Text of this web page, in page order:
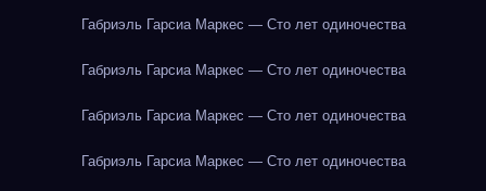
Габриэль Гарсиа Маркес — Сто лет одиночества
Габриэль Гарсиа Маркес — Сто лет одиночества
Габриэль Гарсиа Маркес — Сто лет одиночества
Габриэль Гарсиа Маркес — Сто лет одиночества